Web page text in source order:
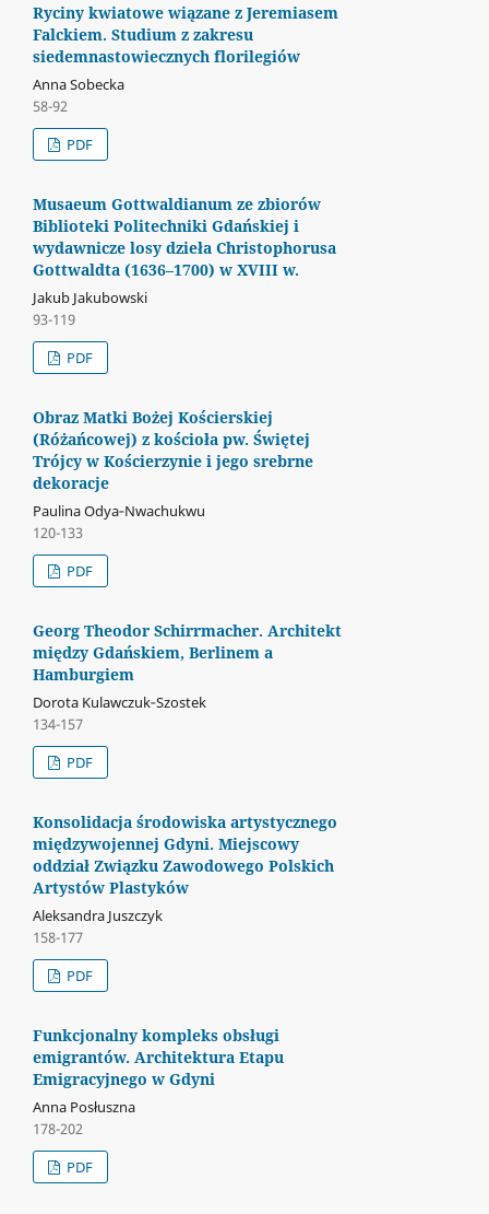
Ryciny kwiatowe wiązane z Jeremiasem
Falckiem. Studium z zakresu
siedemnastowiecznych florilegiów
Anna Sobecka
58-92
PDF
Musaeum Gottwaldianum ze zbiorów
Biblioteki Politechniki Gdańskiej i
wydawnicze losy dzieła Christophorusa
Gottwaldta (1636–1700) w XVIII w.
Jakub Jakubowski
93-119
PDF
Obraz Matki Bożej Kościerskiej
(Różańcowej) z kościoła pw. Świętej
Trójcy w Kościerzynie i jego srebrne
dekoracje
Paulina Odya‑Nwachukwu
120-133
PDF
Georg Theodor Schirrmacher. Architekt
między Gdańskiem, Berlinem a
Hamburgiem
Dorota Kulawczuk‑Szostek
134-157
PDF
Konsolidacja środowiska artystycznego
międzywojennej Gdyni. Miejscowy
oddział Związku Zawodowego Polskich
Artystów Plastyków
Aleksandra Juszczyk
158-177
PDF
Funkcjonalny kompleks obsługi
emigrantów. Architektura Etapu
Emigracyjnego w Gdyni
Anna Posłuszna
178-202
PDF